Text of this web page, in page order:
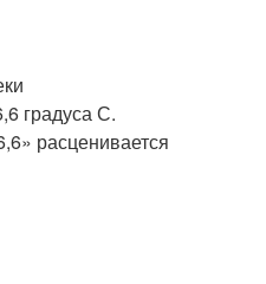
градуса С.
расценивается